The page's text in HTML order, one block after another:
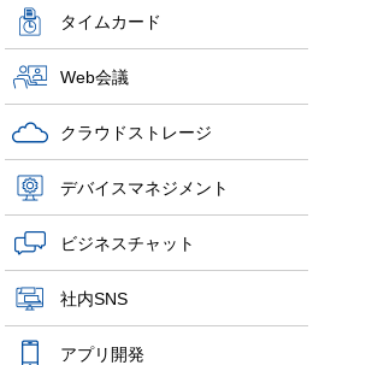
タイムカード
Web会議
クラウドストレージ
デバイスマネジメント
ビジネスチャット
社内SNS
アプリ開発